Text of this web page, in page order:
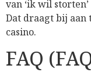
van ‘ik wil
Dat draagt bij aan
casino.
FAQ